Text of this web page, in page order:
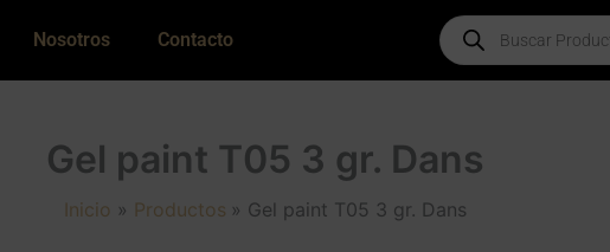
Nosotros Contacto
Products
search
Gel paint T05 3 gr. Dans
Inicio Productos Gel paint T05 3 gr. Dans